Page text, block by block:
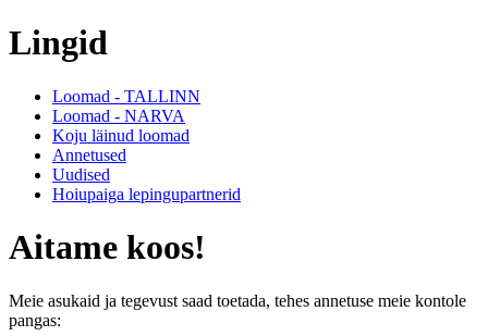
Lingid
Loomad - TALLINN
Loomad - NARVA
Koju läinud loomad
Annetused
Uudised
Hoiupaiga lepingupartnerid
Aitame koos!
Meie asukaid ja tegevust saad toetada, tehes annetuse meie kontole
pangas: